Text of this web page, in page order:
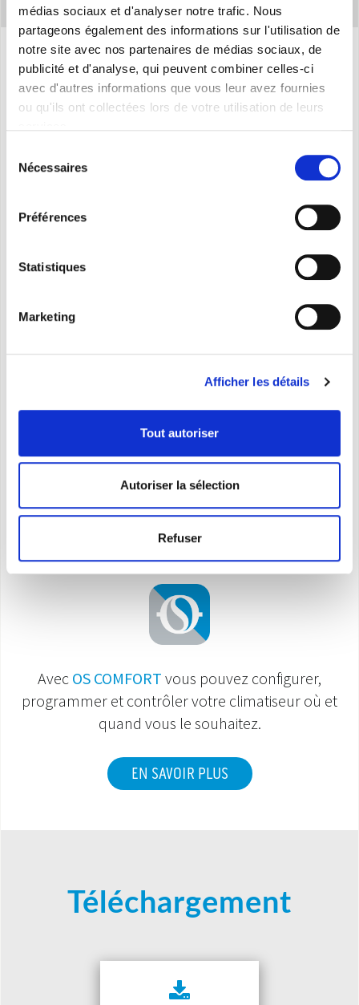
médias sociaux et d'analyser notre trafic. Nous
partageons également des informations sur l'utilisation de
notre site avec nos partenaires de médias sociaux, de
publicité et d'analyse, qui peuvent combiner celles-ci
avec d'autres informations que vous leur avez fournies
ou qu'ils ont collectées lors de votre utilisation de leurs
Nécessaires
Préférences
Statistiques
Marketing
Afficher les détails
Tout autoriser
Autoriser la sélection
Refuser
Caracteristiques
Puissance fournie en refroidissement (nominale):
Puissance fournie en chauffage (nominale):2,93
refroidissement:
Classe d’efficacité énergétique en mode chauffage:
A+
* Equipement non fermé hermétiquement contenant du GAZ fluoré​
Smart Control
Avec OS COMFORT vous pouvez configurer,
programmer et contrôler votre climatiseur où et
quand vous le souhaitez.
EN SAVOIR PLUS
Téléchargement